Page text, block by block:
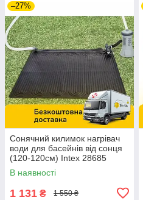
–27%
Сонячний килимок нагрівач
води для басейнів від сонця
(120-120см) Intex 28685
В наявності
1 131 ₴ 1 550 ₴